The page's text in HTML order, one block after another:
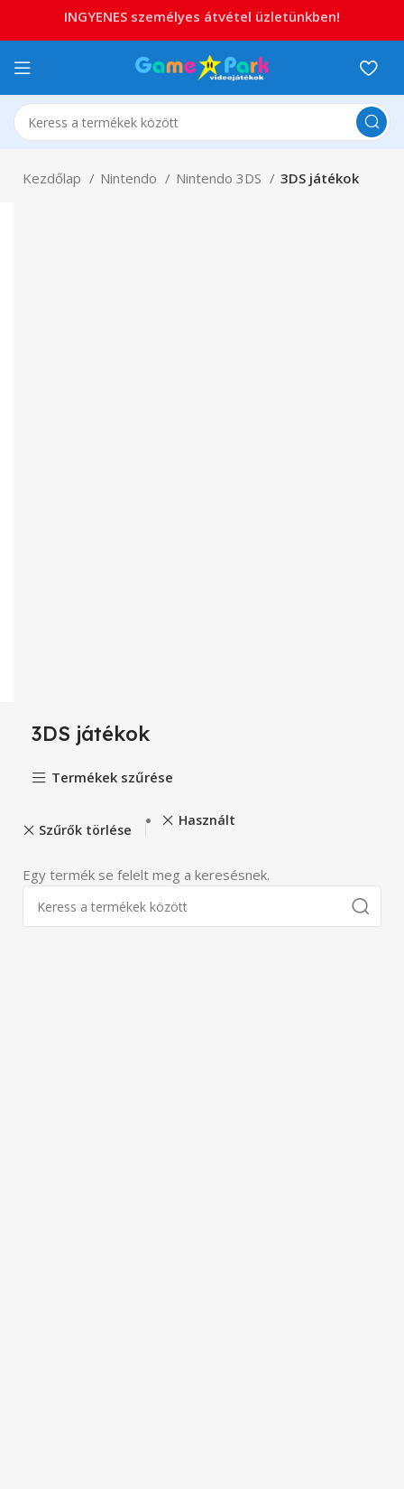
Kezdőlap Nintendo Nintendo 3DS 3DS játékok
3DS játékok
Termékek szűrése
Szűrők törlése
Használt
Egy termék se felelt meg a keresésnek.
INGYENES személyes átvétel üzletünkben!